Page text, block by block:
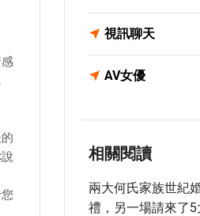
視訊聊天
AV女優
相關閱讀
兩大何氏家族世紀
禮，另一場請來了5